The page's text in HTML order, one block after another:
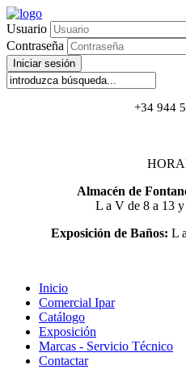
Usuario
Contraseña
Iniciar sesión
+34 944
Almacén de
L a V de 8 a 13
Exposición de Baños: L
Inicio
Comercial Ipar
Catálogo
Exposición
Marcas - Servicio Técnico
Contactar